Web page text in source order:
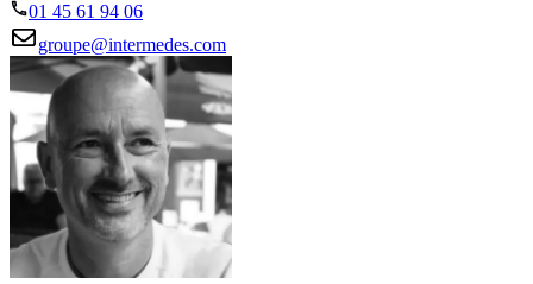
01 45 61 94 06
groupe@intermedes.com